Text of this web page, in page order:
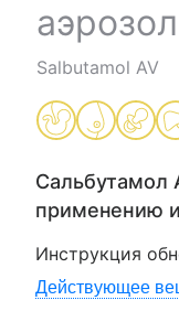
Salbutamol AV
Сальбутамол
применению
Инструкция
Действующее